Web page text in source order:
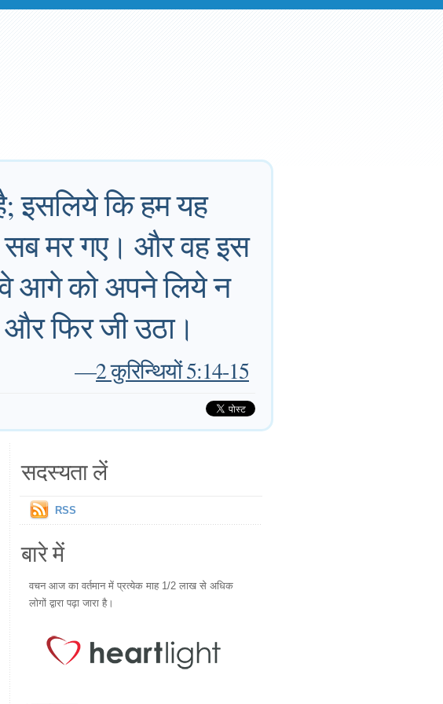
इसलिये कि हम यह
मर गए। और वह इस
वे आगे को अपने लिये न
फिर जी उठा।
—2 कुरिन्थियों 5:14-15
सदस्यता लें
RSS
बारे में
वचन आज का वर्तमान में प्रत्येक माह 1/2 लाख से अधिक
लोगों द्वारा पढ़ा जारा है।